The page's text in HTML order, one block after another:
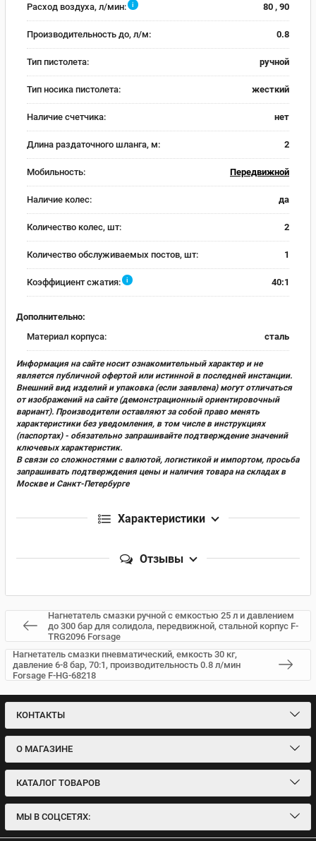
Расход воздуха, л/мин: i 80 , 90
Производительность до, л/м: 0.8
Тип пистолета: ручной
Тип носика пистолета: жесткий
Наличие счетчика: нет
Длина раздаточного шланга, м: 2
Мобильность: Передвижной
Наличие колес: да
Количество колес, шт: 2
Количество обслуживаемых постов, шт: 1
Коэффициент сжатия: i 40:1
Дополнительно:
Материал корпуса:
сталь
Информация на сайте носит ознакомительный характер и не
является публичной офертой или истинной в последней инстанции.
Внешний вид изделий и упаковка (если заявлена) могут отличаться
от изображений на сайте (демонстрационный ориентировочный
вариант). Производители оставляют за собой право менять
характеристики без уведомления, в том числе в инструкциях
(паспортах) - обязательно запрашивайте подтверждение значений
ключевых характеристик.
В связи со сложностями с валютой, логистикой и импортом, просьба
запрашивать подтверждения цены и наличия товара на складах в
Москве и Санкт-Петербурге
Характеристики
Отзывы
Нагнетатель смазки ручной с емкостью 25 л и давлением
до 300 бар для солидола, передвижной, стальной корпус F-
TRG2096 Forsage
Нагнетатель смазки пневматический, емкость 30 кг,
давление 6-8 бар, 70:1, производительность 0.8 л/мин
Forsage F-HG-68218
КОНТАКТЫ
О МАГАЗИНЕ
КАТАЛОГ ТОВАРОВ
МЫ В СОЦСЕТЯХ: